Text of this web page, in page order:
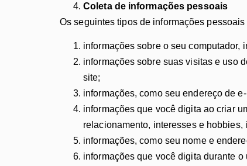
Coleta de informações pessoais
Os seguintes tipos de informações
informações sobre o seu computador,
informações sobre suas visitas e uso
site;
informações, como seu endereço de
informações que você digita ao criar
relacionamento, interesses e
informações, como seu nome e
informações que você digita durante